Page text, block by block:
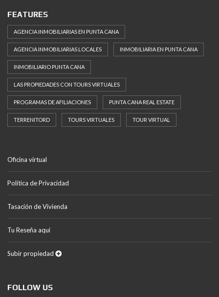
FEATURES
AGENCIA INMOBILIARIAS EN PUNTA CANA
AGENCIA INMOBILIARIAS LOCALES INMOBILIARIA EN PUNTA CANA
INMOBILIARIO PUNTA CANA
LAS PROPIEDADES CON TOURS VIRTUALES
PROGRAMAS DE AFILIACIONES PUNTA CANA REAL ESTATE
TERRENITORD TOURS VIRTUALES TOUR VIRTUAL
Oficina virtual
Política de Privacidad
Tasación de Vivienda
Tu Reseña aqui
Subir propiedad
FOLLOW US